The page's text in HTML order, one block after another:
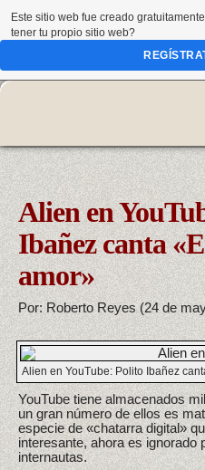
Alien en
Ibañez canta
amor»
Por: Roberto Reyes (24 de
Alien en YouTube: Polito Ibañez
YouTube tiene almacenados
un gran número de ellos es
especie de «chatarra digital»
interesante, ahora es ignorado
internautas.
Este sitio web fue creado
tener tu propio sitio web?